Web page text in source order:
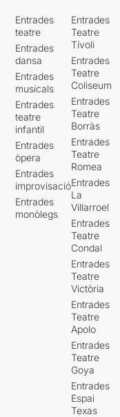
Entrades
teatre
Entrades
dansa
Entrades
musicals
Entrades
teatre
infantil
Entrades
òpera
Entrades
improvisació
Entrades
monòlegs
Entrades
Teatre
Tívoli
Entrades
Teatre
Coliseum
Entrades
Teatre
Borràs
Entrades
Teatre
Romea
Entrades
La
Villarroel
Entrades
Teatre
Condal
Entrades
Teatre
Victòria
Entrades
Teatre
Apolo
Entrades
Teatre
Goya
Entrades
Espai
Texas